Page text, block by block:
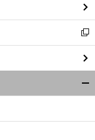
で
開
く
新
し
い
ウ
ィ
ン
ウ